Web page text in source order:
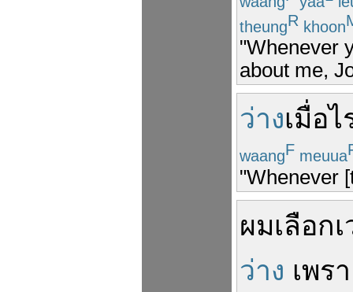
theungR khoon
"Whenever
about me,
ว่างเมื่อไ
waangF meuua
"Whenever
ผมเลือก
ว่าง เพร